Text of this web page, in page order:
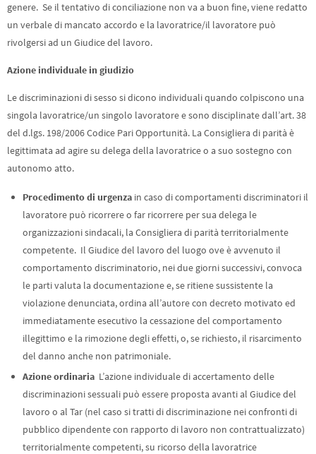
genere. Se il tentativo di conciliazione non va a buon fine, viene redatto
un verbale di mancato accordo e la lavoratrice/il lavoratore può
rivolgersi ad un Giudice del lavoro.
Azione individuale in giudizio
Le discriminazioni di sesso si dicono individuali quando colpiscono una
singola lavoratrice/un singolo lavoratore e sono disciplinate dall’art. 38
del d.lgs. 198/2006 Codice Pari Opportunità. La Consigliera di parità è
legittimata ad agire su delega della lavoratrice o a suo sostegno con
autonomo atto.
Procedimento di urgenza in caso di comportamenti discriminatori il
lavoratore può ricorrere o far ricorrere per sua delega le
organizzazioni sindacali, la Consigliera di parità territorialmente
competente. Il Giudice del lavoro del luogo ove è avvenuto il
comportamento discriminatorio, nei due giorni successivi, convoca
le parti valuta la documentazione e, se ritiene sussistente la
violazione denunciata, ordina all’autore con decreto motivato ed
immediatamente esecutivo la cessazione del comportamento
illegittimo e la rimozione degli effetti, o, se richiesto, il risarcimento
del danno anche non patrimoniale.
Azione ordinaria L’azione individuale di accertamento delle
discriminazioni sessuali può essere proposta avanti al Giudice del
lavoro o al Tar (nel caso si tratti di discriminazione nei confronti di
pubblico dipendente con rapporto di lavoro non contrattualizzato)
territorialmente competenti, su ricorso della lavoratrice